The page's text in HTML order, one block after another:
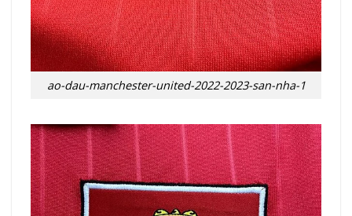
ao-dau-manchester-united-2022-2023-san-nha-1